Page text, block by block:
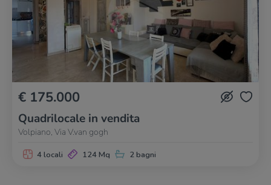
€ 175.000
Quadrilocale in vendita
Volpiano, Via V.van gogh
4 locali 124 Mq 2 bagni